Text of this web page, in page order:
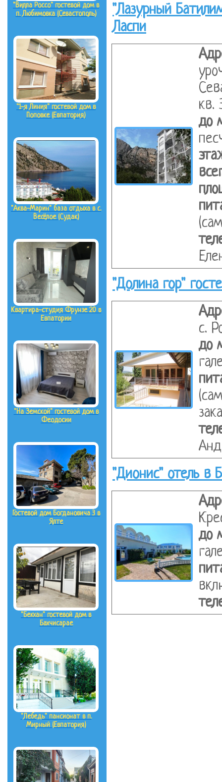
"Вилла Россо" гостевой дом в
п. Любимовка (Севастополь)
"1-я Линия" гостевой дом в
Поповке (Евпатория)
"Аква-Марин" база отдыха в с.
Весёлое (Судак)
Квартира-студия Фрунзе 20 в
Евпатории
"На Земской" гостевой дом в
Феодосии
Гостевой дом Богдановича 3 в
Ялте
"Бекхан" гостевой дом в
Бахчисарае
"Лебедь" пансионат в п.
Мирный (Евпатория)
"Лазурный
Ласпи
кв.
до
"Долина гор"
с.
до
"Дионис" отель в
до